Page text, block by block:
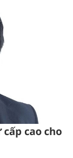
cao cho